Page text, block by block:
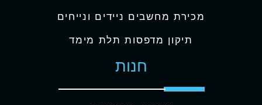
מכירת מחשבים ניידים ונייחים
תיקון מדפסות תלת מימד
חנות